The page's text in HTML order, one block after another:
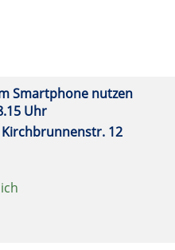
Smartphone nutzen
Uhr
12